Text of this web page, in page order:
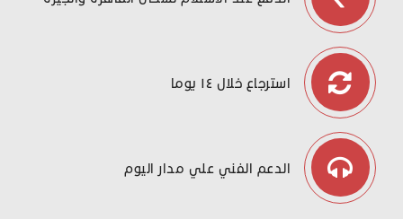
استرجاع خلال ١٤ يوما
الدعم الفني علي مدار اليوم